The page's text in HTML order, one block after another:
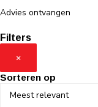
Advies ontvangen
Filters
×
Sorteren op